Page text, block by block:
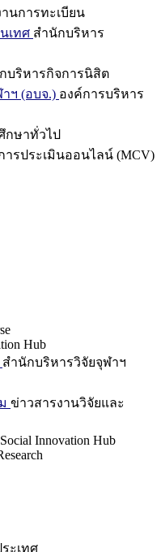
นการทะเบียน
เทศ สำนักบริหาร
บริหารกิจการนิสิต
ฯ (อบจ.) องค์การบริหาร
กษาทั่วไป
ารประเมินออนไลน์ (MCV)
Hub
สำนักบริหารวิจัยจุฬาฯ
ข่าวสารงานวิจัยและ
Innovation Hub
ะเทศ